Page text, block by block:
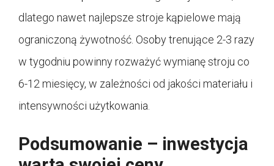
dlatego nawet najlepsze stroje kąpielowe mają
ograniczoną żywotność. Osoby trenujące 2-3 razy
w tygodniu powinny rozważyć wymianę stroju co
6-12 miesięcy, w zależności od jakości materiału i
intensywności użytkowania.
Podsumowanie – inwestycja